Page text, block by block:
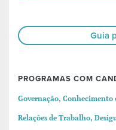
Guia
PROGRAMAS COM
Governação, Conhecimento
Relações de Trabalho,